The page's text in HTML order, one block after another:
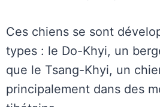
Ces chiens se sont
types : le Do-Khyi, un
que le Tsang-Khyi, un
principalement dans des